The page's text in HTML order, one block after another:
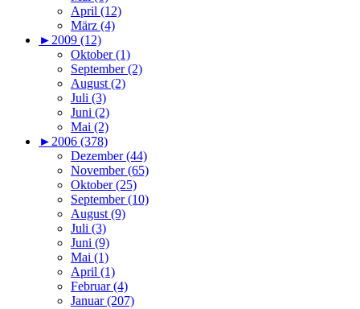
April (12)
März (4)
►2009 (12)
Oktober (1)
September (2)
August (2)
Juli (3)
Juni (2)
Mai (2)
►2006 (378)
Dezember (44)
November (65)
Oktober (25)
September (10)
August (9)
Juli (3)
Juni (9)
Mai (1)
April (1)
Februar (4)
Januar (207)